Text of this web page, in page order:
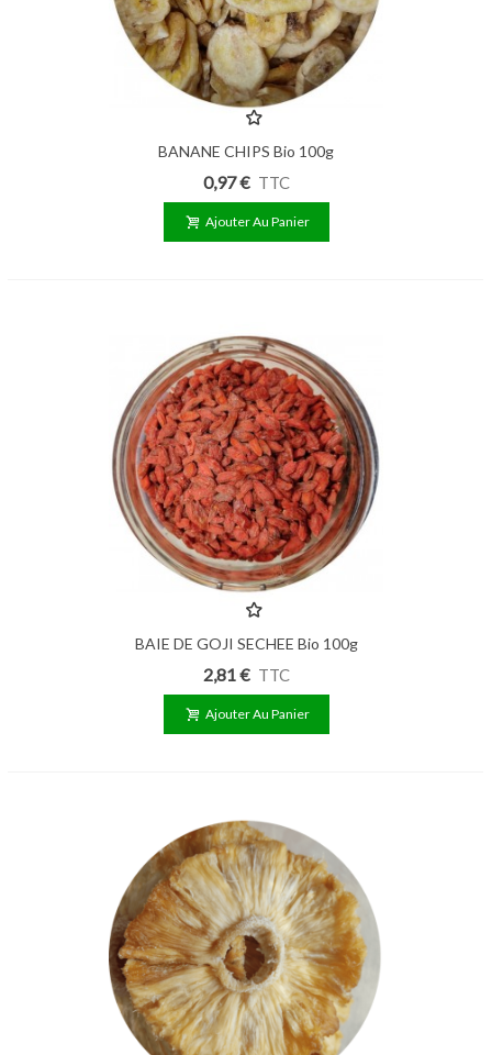
BANANE CHIPS Bio 100g
0,97 € TTC
Ajouter Au Panier
BAIE DE GOJI SECHEE Bio 100g
2,81 € TTC
Ajouter Au Panier